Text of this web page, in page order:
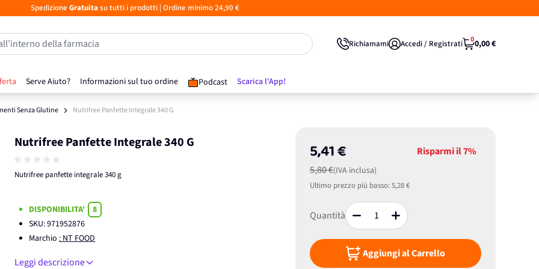
Spedizione Gratuita su tutti i prodotti| Ordine minimo 24,90 €
Serve Aiuto? Informazioni sul tuo ordine Podcast Scarica l'App!
della farmacia Richiamami Accedi / Registrati 00,00 €
Senza Glutine Nutrifree Panfette Integrale 340 G
Nutrifree Panfette Integrale 340 G
Nutrifree panfette integrale 340 g
5,41 €
5,80 €(IVA inclusa)
Risparmi il7%
Ultimo prezzo più basso:5,28 €
Quantità
Aggiungi al Carrello
DISPONIBILITA'
8
SKU:971952876
Marchio : NT FOOD
Leggi descrizione